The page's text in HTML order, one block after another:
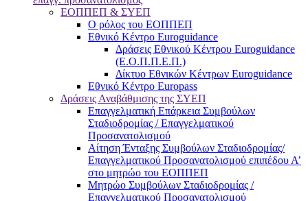
ΕΟΠΠΕΠ & ΣΥΕΠ
Ο ρόλος του ΕΟΠΠΕΠ
Εθνικό Κέντρο Euroguidance
Δράσεις Εθνικού Κέντρου Euroguidance
(Ε.Ο.Π.Π.Ε.Π.)
Δίκτυο Εθνικών Κέντρων Euroguidance
Εθνικό Κέντρο Europass
Δράσεις Αναβάθμισης της ΣΥΕΠ
Επαγγελματική Επάρκεια Συμβούλων
Σταδιοδρομίας / Επαγγελματικού
Προσανατολισμού
Αίτηση Ένταξης Συμβούλων Σταδιοδρομίας/
Επαγγελματικού Προσανατολισμού επιπέδου Α’
στο μητρώο του ΕΟΠΠΕΠ
Μητρώο Συμβούλων Σταδιοδρομίας /
Επαγγελματικού Προσανατολισμού